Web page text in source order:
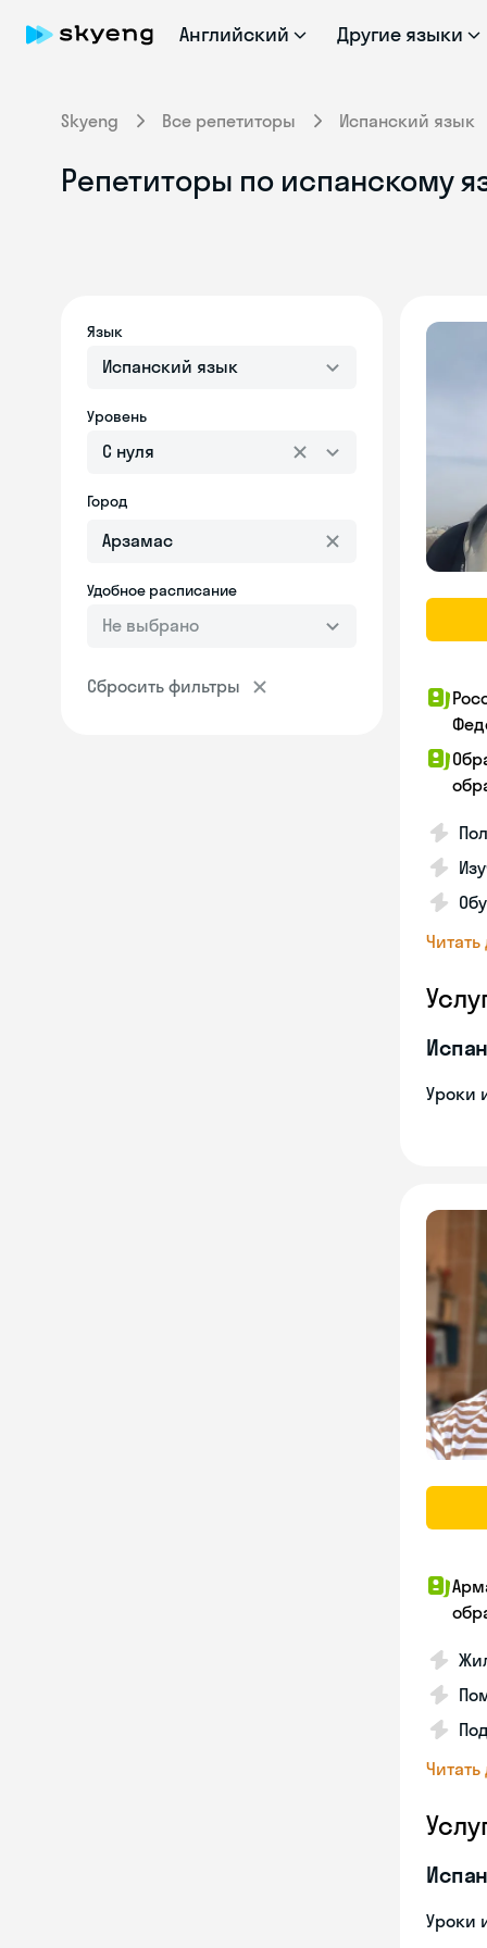
Английский Другие языки
Skyeng Все репетиторы Испанский язык
Репетиторы по испанскому
Язык
Испанский язык
Уровень
С нуля
Город
Удобное расписание
Не выбрано
Сбросить фильтры
Уроки
Уроки